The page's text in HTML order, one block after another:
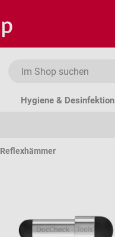
Hygiene & Desinfektion
Reflexhämmer